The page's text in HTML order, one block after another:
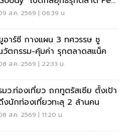
ส.ค. 2569 | 06:39 น.
อาร์ซี กางแผน 3 ทศวรรษ ชู
วัตกรรม-คุ้มค่า รุกตลาดสแน็ค
ส.ค. 2569 | 22:33 น.
มว.ท่องเที่ยว ถกทูตรัสเซีย ตั้งเป้า
งนักท่องเที่ยวทะลุ 2 ล้านคน
ส.ค. 2569 | 11:20 น.